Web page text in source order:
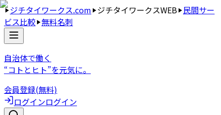
ジチタイワークス.com ジチタイワークスWEB 民間サー
ビス比較 無料名刺
自治体で働く
“コトとヒト”を元気に。
会員登録(無料)
ログインログイン